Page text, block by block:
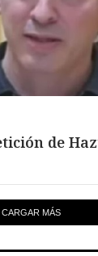
de
CARGAR MÁS